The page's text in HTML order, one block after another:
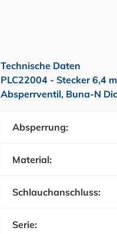
Technische Daten
PLC22004 - Stecker 6,4
Absperrventil, Buna-N
Absperrung:
Material:
Schlauchanschluss:
Serie: